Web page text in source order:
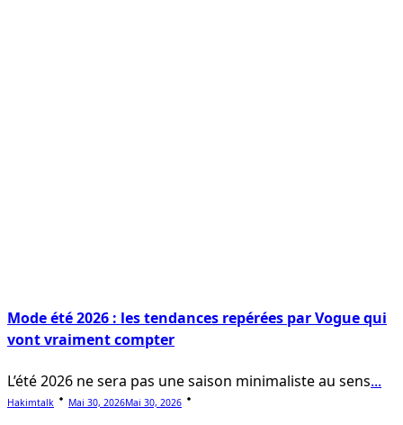
Mode été 2026 : les tendances repérées par Vogue qui
vont vraiment compter
L’été 2026 ne sera pas une saison minimaliste au sens...
Hakimtalk Mai 30, 2026Mai 30, 2026